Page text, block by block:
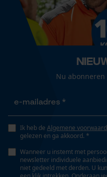
Nu
Ik heb de Algemene
gelezen en ga akkoord. *
Wanneer u instemt met
newsletter individuele
niet gedeeld met derden. U